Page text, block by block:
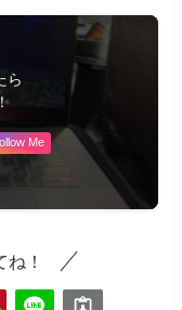
ら
Me
！